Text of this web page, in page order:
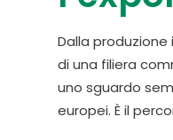
Dalla
di una filiera
uno sguardo
europei. È il